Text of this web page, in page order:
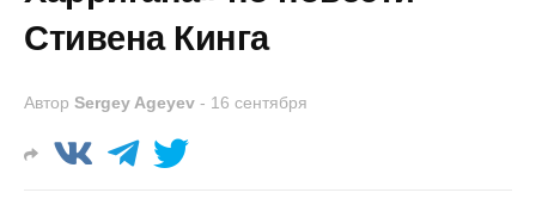
Стивена Кинга
Автор Sergey Ageyev - 16 сентября